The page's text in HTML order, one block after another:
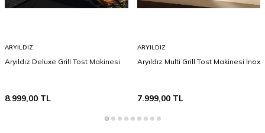
ARYILDIZ
Aryıldız Deluxe Grill Tost Makinesi
8.999,00 TL
ARYILDIZ
Aryıldız Multi Grill Tost Makinesi İnox
7.999,00TL